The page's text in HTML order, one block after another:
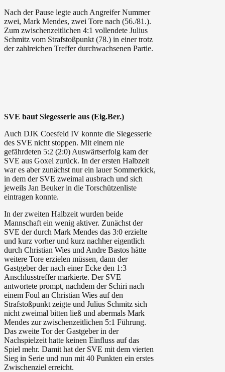
Nach der Pause legte auch Angreifer Nummer
zwei, Mark Mendes, zwei Tore nach (56./81.).
Zum zwischenzeitlichen 4:1 vollendete Julius
Schmitz vom Strafstoßpunkt (78.) in einer trotz
der zahlreichen Treffer durchwachsenen Partie.
SVE baut Siegesserie aus (Eig.Ber.)
Auch DJK Coesfeld IV konnte die Siegesserie
des SVE nicht stoppen. Mit einem nie
gefährdeten 5:2 (2:0) Auswärtserfolg kam der
SVE aus Goxel zurück. In der ersten Halbzeit
war es aber zunächst nur ein lauer Sommerkick,
in dem der SVE zweimal ausbrach und sich
jeweils Jan Beuker in die Torschützenliste
eintragen konnte.
In der zweiten Halbzeit wurden beide
Mannschaft ein wenig aktiver. Zunächst der
SVE der durch Mark Mendes das 3:0 erzielte
und kurz vorher und kurz nachher eigentlich
durch Christian Wies und Andre Bastos hätte
weitere Tore erzielen müssen, dann der
Gastgeber der nach einer Ecke den 1:3
Anschlusstreffer markierte. Der SVE
antwortete prompt, nachdem der Schiri nach
einem Foul an Christian Wies auf den
Strafstoßpunkt zeigte und Julius Schmitz sich
nicht zweimal bitten ließ und abermals Mark
Mendes zur zwischenzeitlichen 5:1 Führung.
Das zweite Tor der Gastgeber in der
Nachspielzeit hatte keinen Einfluss auf das
Spiel mehr. Damit hat der SVE mit dem vierten
Sieg in Serie und nun mit 40 Punkten ein erstes
Zwischenziel erreicht.